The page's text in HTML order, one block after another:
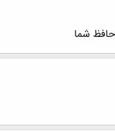
شما